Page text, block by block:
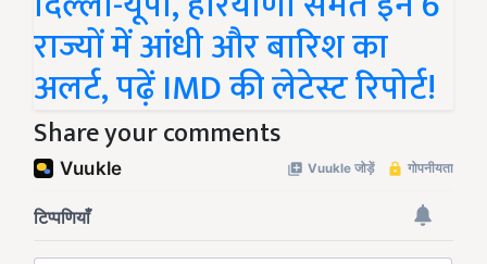
राज्यों में आंधी और बारिश का
अलर्ट, पढ़ें IMD की लेटेस्ट रिपोर्ट!
Share your comments